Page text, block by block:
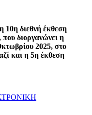
10η διεθνή έκθεση
που διοργανώνει η
2025, στο
και η 5η έκθεση